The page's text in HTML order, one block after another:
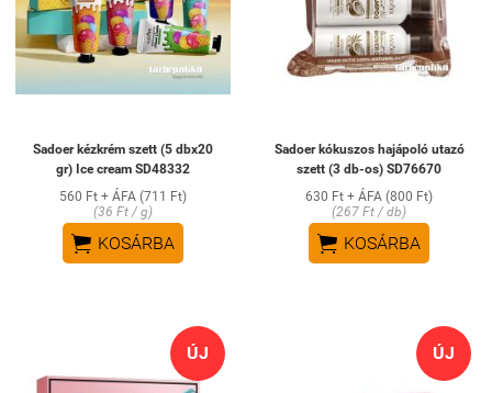
Sadoer kézkrém szett (5 dbx20
gr) Ice cream SD48332
560 Ft + ÁFA (711 Ft)
(36 Ft / g)
 KOSÁRBA
Sadoer kókuszos hajápoló utazó
szett (3 db-os) SD76670
630 Ft + ÁFA (800 Ft)
(267 Ft / db)
 KOSÁRBA
ÚJ ÚJ